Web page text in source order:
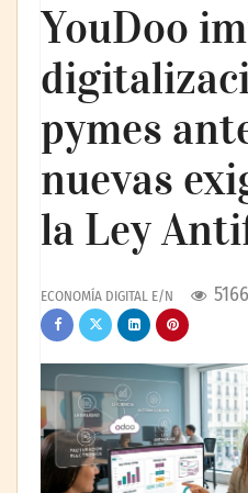
YouDoo
pymes
nuevas
la Ley
ECONOMÍA DIGITAL E/N 5166